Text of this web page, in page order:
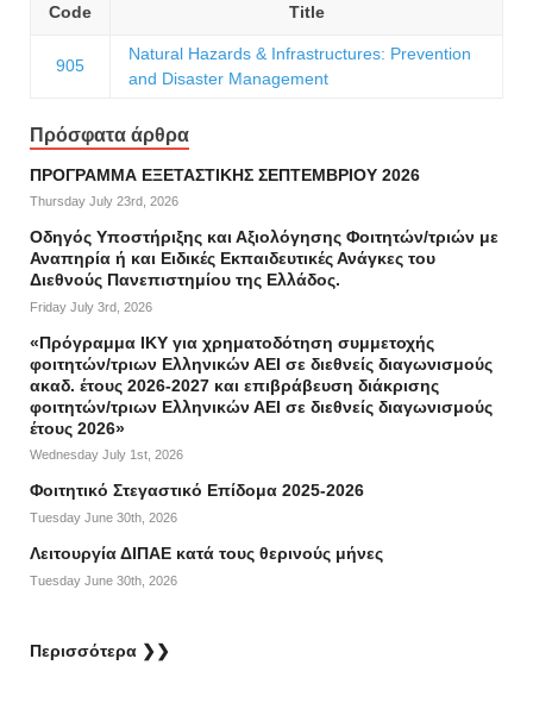
Code Title
905
Natural Hazards & Infrastructures: Prevention
and Disaster Management
Πρόσφατα άρθρα
ΠΡΟΓΡΑΜΜΑ ΕΞΕΤΑΣΤΙΚΗΣ ΣΕΠΤΕΜΒΡΙΟΥ 2026
Thursday July 23rd, 2026
Οδηγός Υποστήριξης και Αξιολόγησης Φοιτητών/τριών με
Αναπηρία ή και Ειδικές Εκπαιδευτικές Ανάγκες του
Διεθνούς Πανεπιστημίου της Ελλάδος.
Friday July 3rd, 2026
«Πρόγραμμα ΙΚΥ για χρηματοδότηση συμμετοχής
φοιτητών/τριων Ελληνικών ΑΕΙ σε διεθνείς διαγωνισμούς
ακαδ. έτους 2026-2027 και επιβράβευση διάκρισης
φοιτητών/τριων Ελληνικών ΑΕΙ σε διεθνείς διαγωνισμούς
έτους 2026»
Wednesday July 1st, 2026
Φοιτητικό Στεγαστικό Επίδομα 2025-2026
Tuesday June 30th, 2026
Λειτουργία ΔΙΠΑΕ κατά τους θερινούς μήνες
Tuesday June 30th, 2026
Περισσότερα ❯❯